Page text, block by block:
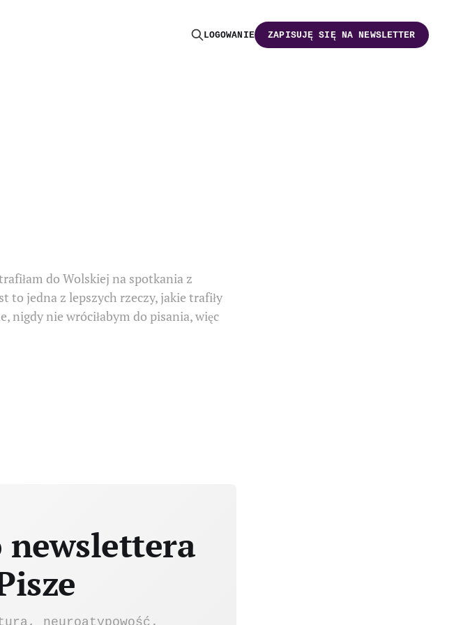
LOGOWANIE ZAPISUJĘ SIĘ NA NEWSLETTER
do Wolskiej na spotkania z
jedna z lepszych rzeczy, jakie trafiły
nigdy nie wróciłabym do pisania, więc
newslettera
neuroatypowość.